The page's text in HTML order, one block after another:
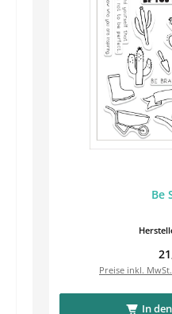
Be
Preise inkl.
In